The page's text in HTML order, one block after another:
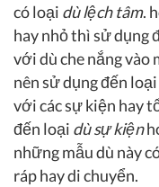
có loại dù lệch tâm.
hay nhỏ thì sử dụng
với dù che nắng vào
nên sử dụng đến loại
với các sự kiện hay
đến loại dù sự kiện
những mẫu dù này
ráp hay di chuyển.